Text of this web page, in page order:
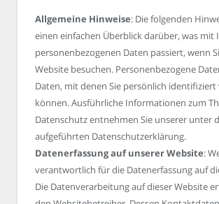
Allgemeine Hinweise: Die folgenden
einen einfachen Überblick darüber, was mit
personenbezogenen Daten passiert, wenn
Website besuchen. Personenbezogene
Daten, mit denen Sie persönlich identifiziert
können. Ausführliche Informationen zum
Datenschutz entnehmen Sie unserer unter
aufgeführten Datenschutzerklärung.
Datenerfassung auf unserer Website:
verantwortlich für die Datenerfassung auf
Die Datenverarbeitung auf dieser Website